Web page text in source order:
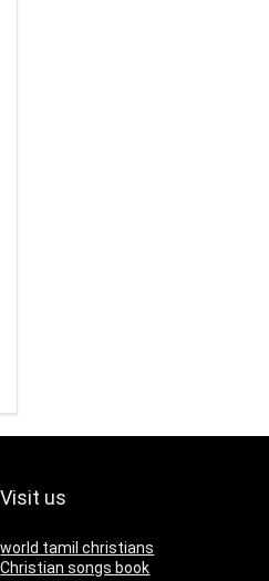
Visit us
world tamil christians
Christian songs book